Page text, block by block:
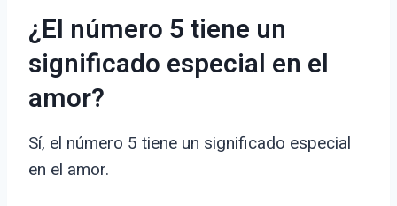
¿El número 5 tiene un
significado especial en el
amor?
Sí, el número 5 tiene un significado especial
en el amor.